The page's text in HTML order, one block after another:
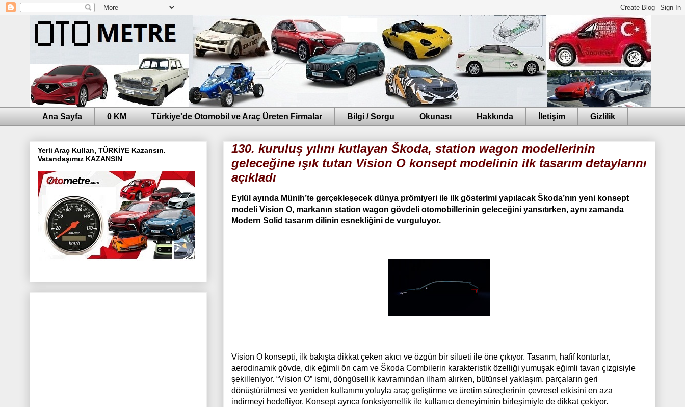
Ana Sayfa 0 KM Türkiye'de Otomobil ve Araç Üreten Firmalar Bilgi / Sorgu Okunası Hakkında İletişim Gizlilik
130. kuruluş yılını kutlayan Škoda, station wagon modellerinin
geleceğine ışık tutan Vision O konsept modelinin ilk tasarım detaylarını
açıkladı
Eylül ayında Münih’te gerçekleşecek dünya prömiyeri ile ilk gösterimi yapılacak Škoda’nın yeni konsept
modeli Vision O, markanın station wagon gövdeli otomobillerinin geleceğini yansıtırken, aynı zamanda
Modern Solid tasarım dilinin esnekliğini de vurguluyor.
Vision O konsepti, ilk bakışta dikkat çeken akıcı ve özgün bir silueti ile öne çıkıyor. Tasarım, hafif konturlar,
aerodinamik gövde, dik eğimli ön cam ve Škoda Combilerin karakteristik özelliği yumuşak eğimli tavan çizgisiyle
şekilleniyor. “Vision O” ismi, döngüsellik kavramından ilham alırken, bütünsel yaklaşım, parçaların geri
dönüştürülmesi ve yeniden kullanımı yoluyla araç geliştirme ve üretim süreçlerinin çevresel etkisini en aza
indirmeyi hedefliyor. Konsept ayrıca fonksiyonellik ile kullanıcı deneyiminin birleşimiyle de dikkat çekiyor.
Yerli Araç Kullan, TÜRKİYE Kazansın.
Vatandaşımız KAZANSIN